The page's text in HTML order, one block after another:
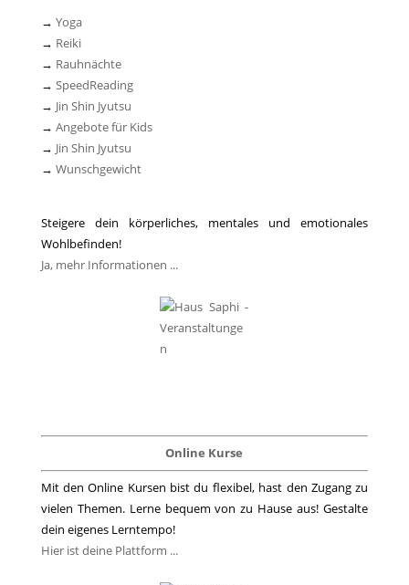
→ Yoga
→ Reiki
→ Rauhnächte
→ SpeedReading
→ Jin Shin Jyutsu
→ Angebote für Kids
→ Jin Shin Jyutsu
→ Wunschgewicht
Steigere dein körperliches, mentales und emotionales
Wohlbefinden!
Ja, mehr Informationen ...
Online Kurse
Mit den Online Kursen bist du flexibel, hast den Zugang zu
vielen Themen. Lerne bequem von zu Hause aus! Gestalte
dein eigenes Lerntempo!
Hier ist deine Plattform ...